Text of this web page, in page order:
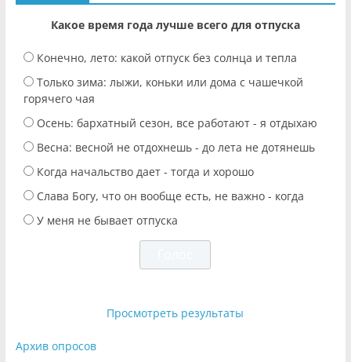
Какое время года лучше всего для отпуска
Конечно, лето: какой отпуск без солнца и тепла
Только зима: лыжи, коньки или дома с чашечкой
горячего чая
Осень: бархатный сезон, все работают - я отдыхаю
Весна: весной не отдохнешь - до лета не дотянешь
Когда начальство дает - тогда и хорошо
Слава Богу, что он вообще есть, не важно - когда
У меня не бывает отпуска
Просмотреть результаты
Архив опросов